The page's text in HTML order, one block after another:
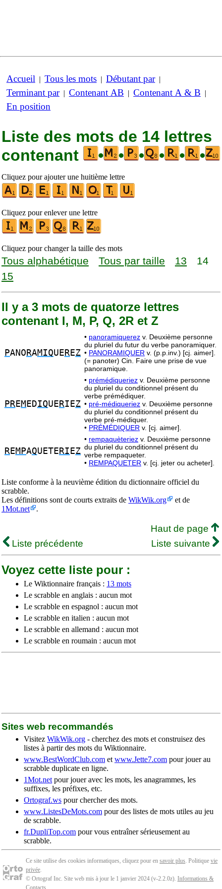
Accueil | Tous les mots | Débutant par|
Terminant par| Contenant AB | Contenant A & B |
En position
Liste des mots de 14 lettres
contenant
• • • • • •
Cliquez pour ajouter une huitième lettre
Cliquez pour enlever une lettre
Cliquez pour changer la taille des mots
Tous alphabétique Tous par taille 13
14
15
Il y a 3 mots de quatorze lettres
contenant I, M, P, Q, 2R et Z
PANO RAMIQUE REZ
• panoramiquerez v. Deuxième personne
du pluriel du futur du verbe panoramiquer.
• PANORAMIQUER v. (p.p.inv.) [cj. aimer].
(= panoter) Cin. Faire une prise de vue
panoramique.
PREM EDIQUE RIEZ
• prémédiqueriez v. Deuxième personne
du pluriel du conditionnel présent du
verbe prémédiquer.
• pré-médiqueriez v. Deuxième personne
du pluriel du conditionnel présent du
verbe pré-médiquer.
• PRÉMÉDIQUER v. [cj. aimer].
REMPAQUETE RI EZ
• rempaquèteriez v. Deuxième personne
du pluriel du conditionnel présent du
verbe rempaqueter.
• REMPAQUETER v. [cj. jeter ou acheter].
Liste conforme à la neuvième édition du dictionnaire officiel du
scrabble.
Les définitions sont de courts extraits de WikWik.org
et de
1Mot.net
.
Haut de page
Liste précédente
Liste suivante
Voyez cette liste pour :
Le Wiktionnaire français : 13 mots
Le scrabble en anglais : aucun mot
Le scrabble en espagnol : aucun mot
Le scrabble en italien : aucun mot
Le scrabble en allemand : aucun mot
Le scrabble en roumain : aucun mot
Sites web recommandés
Visitez WikWik.org - cherchez des mots et construisez des
listes à partir des mots du Wiktionnaire.
www.BestWordClub.com et www.Jette7.com pour jouer au
scrabble duplicate en ligne.
1Mot.net pour jouer avec les mots, les anagrammes, les
suffixes, les préfixes, etc.
Ortograf.ws pour chercher des mots.
www.ListesDeMots.com pour des listes de mots utiles au jeu
de scrabble.
fr.DupliTop.com pour vous entraîner sérieusement au
scrabble.
Ce site utilise des cookies informatiques, cliquez pour en savoir plus. Politique vie
privée.
© Ortograf Inc. Site web mis à jour le 1 janvier 2024 (v-2.2.0z). Informations &
Contacts